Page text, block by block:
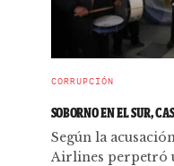
CORRUPCIÓN
SOBORNO EN EL SUR,
Según la
Airlines perpetró